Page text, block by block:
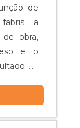
de
a
obra,
e o
da
do